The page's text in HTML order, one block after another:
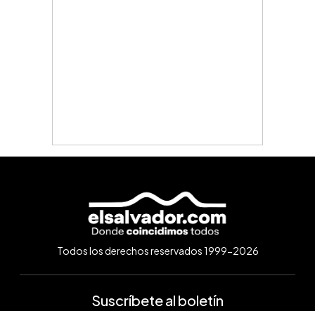
Todos los derechos reservados 1999-2026
Suscríbete al boletín